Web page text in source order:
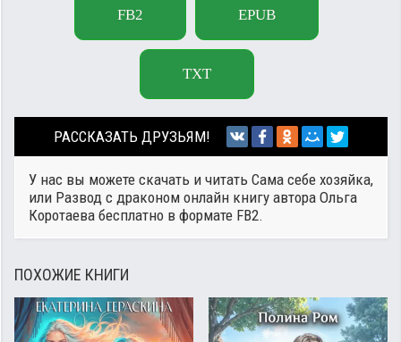
FB2 EPUB
TXT
РАССКАЗАТЬ ДРУЗЬЯМ!
У нас вы можете скачать и читать Сама себе хозяйка,
или Развод с драконом онлайн книгу автора Ольга
Коротаева бесплатно в формате FB2.
ПОХОЖИЕ КНИГИ